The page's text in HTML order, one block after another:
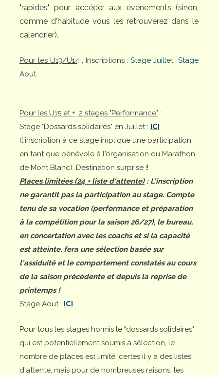
"rapides" pour accéder aux événements (sinon,
comme d'habitude vous les retrouverez dans le
calendrier).
Pour les U13/U14, Inscriptions :Stage Juillet Stage
Aout
Pour les U15 et +, 2 stages "Performance" :
Stage "Dossards solidaires" en Juillet : ICI
(l'inscription à ce stage implique une participation
en tant que bénévole à l'organisation du Marathon
de Mont Blanc). Destination surprise !!
Places limitées (24 + liste d'attente): L'inscription
ne garantit pas la participation au stage. Compte
tenu de sa vocation (performance et préparation
à la compétition pour la saison 26/27), le bureau,
en concertation avec les coachs et si la capacité
est atteinte, fera une sélection basée sur
l'assiduité et le comportement constatés au cours
de la saison précédente et depuis la reprise de
printemps !
Stage Aout : ICI
Pour tous les stages hormis le "dossards solidaires"
qui est potentiellement soumis à sélection, le
nombre de places est limité; certes il y a des listes
d'attente, mais pour de nombreuses raisons, les